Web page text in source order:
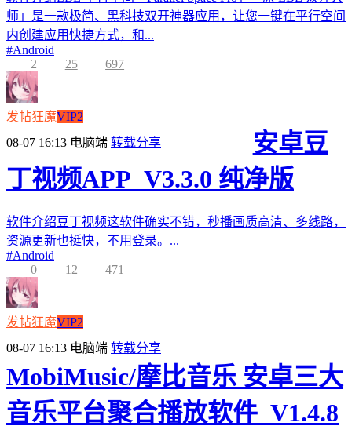
师」是一款极简、黑科技双开神器应用，让您一键在平行空间
内创建应用快捷方式，和...
#Android
2
25 697
发帖狂魔VIP2
08-07 16:13 电脑端 转载分享
安卓豆
丁视频APP_V3.3.0 纯净版
软件介绍豆丁视频这软件确实不错，秒播画质高清、多线路，
资源更新也挺快，不用登录。...
#Android
0
12 471
发帖狂魔VIP2
08-07 16:13 电脑端 转载分享
MobiMusic/摩比音乐 安卓三大
音乐平台聚合播放软件_V1.4.8